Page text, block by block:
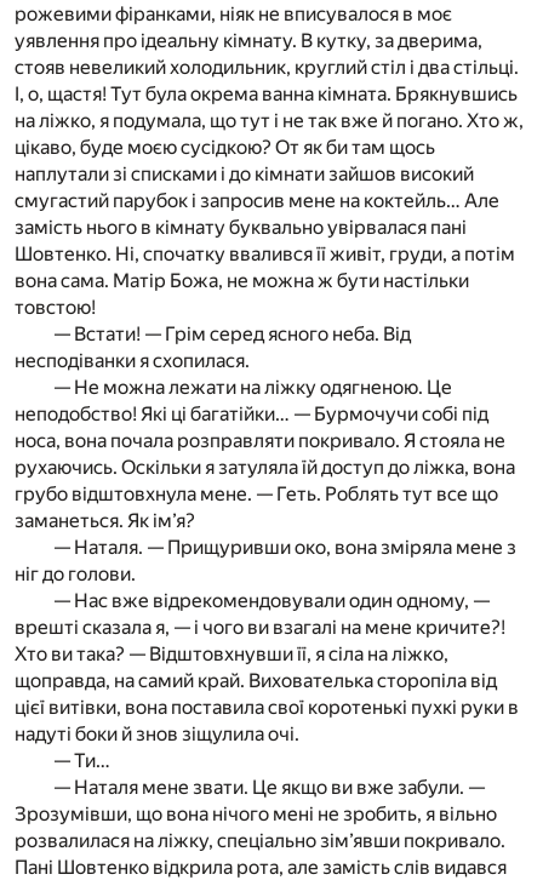
рожевими фіранками, ніяк не вписувалося в моє
уявлення про ідеальну кімнату. В кутку, за дверима,
стояв невеликий холодильник, круглий стіл і два стільці.
І, о, щастя! Тут була окрема ванна кімната. Брякнувшись
на ліжко, я подумала, що тут і не так вже й погано. Хто ж,
цікаво, буде моєю сусідкою? От як би там щось
наплутали зі списками і до кімнати зайшов високий
смугастий парубок і запросив мене на коктейль… Але
замість нього в кімнату буквально увірвалася пані
Шовтенко. Ні, спочатку ввалився її живіт, груди, а потім
вона сама. Матір Божа, не можна ж бути настільки
товстою!
— Встати! — Грім серед ясного неба. Від
несподіванки я схопилася.
— Не можна лежати на ліжку одягненою. Це
неподобство! Які ці багатійки… — Бурмочучи собі під
носа, вона почала розправляти покривало. Я стояла не
рухаючись. Оскільки я затуляла їй доступ до ліжка, вона
грубо відштовхнула мене. — Геть. Роблять тут все що
заманеться. Як ім’я?
— Наталя. — Прищуривши око, вона зміряла мене з
ніг до голови.
— Нас вже відрекомендовували один одному, —
врешті сказала я, — і чого ви взагалі на мене кричите?!
Хто ви така? — Відштовхнувши її, я сіла на ліжко,
щоправда, на самий край. Вихователька сторопіла від
цієї витівки, вона поставила свої коротенькі пухкі руки в
надуті боки й знов зіщулила очі.
— Ти…
— Наталя мене звати. Це якщо ви вже забули. —
Зрозумівши, що вона нічого мені не зробить, я вільно
розвалилася на ліжку, спеціально зім’явши покривало.
Пані Шовтенко відкрила рота, але замість слів видався